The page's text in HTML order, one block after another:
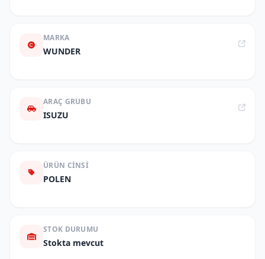
MARKA
WUNDER
ARAÇ GRUBU
ISUZU
ÜRÜN CINSI
POLEN
STOK DURUMU
Stokta mevcut